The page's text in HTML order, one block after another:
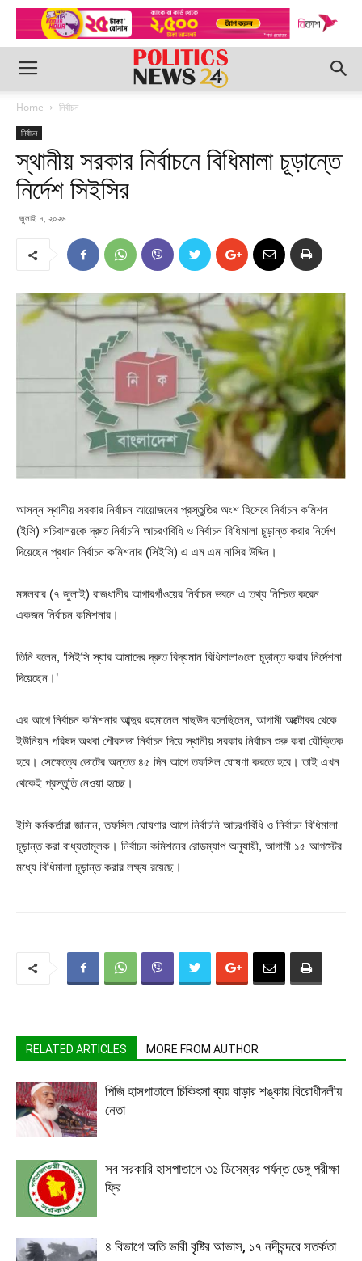
Home নির্বাচন
নির্বাচন
স্থানীয় সরকার নির্বাচনে বিধিমালা চূড়ান্তে
নির্দেশ সিইসির
জুলাই ৭, ২০২৬
আসন্ন স্থানীয় সরকার নির্বাচন আয়োজনের প্রস্তুতির অংশ হিসেবে নির্বাচন কমিশন
(ইসি) সচিবালয়কে দ্রুত নির্বাচনি আচরণবিধি ও নির্বাচন বিধিমালা চূড়ান্ত করার নির্দেশ
দিয়েছেন প্রধান নির্বাচন কমিশনার (সিইসি) এ এম এম নাসির উদ্দিন।
মঙ্গলবার (৭ জুলাই) রাজধানীর আগারগাঁওয়ের নির্বাচন ভবনে এ তথ্য নিশ্চিত করেন
একজন নির্বাচন কমিশনার।
তিনি বলেন, ‘সিইসি স্যার আমাদের দ্রুত বিদ্যমান বিধিমালাগুলো চূড়ান্ত করার নির্দেশনা
দিয়েছেন।’
এর আগে নির্বাচন কমিশনার আব্দুর রহমানেল মাছউদ বলেছিলেন, আগামী অক্টোবর থেকে
ইউনিয়ন পরিষদ অথবা পৌরসভা নির্বাচন দিয়ে স্থানীয় সরকার নির্বাচন শুরু করা যৌক্তিক
হবে। সেক্ষেত্রে ভোটের অন্তত ৪৫ দিন আগে তফসিল ঘোষণা করতে হবে। তাই এখন
থেকেই প্রস্তুতি নেওয়া হচ্ছে।
ইসি কর্মকর্তারা জানান, তফসিল ঘোষণার আগে নির্বাচনি আচরণবিধি ও নির্বাচন বিধিমালা
চূড়ান্ত করা বাধ্যতামূলক। নির্বাচন কমিশনের রোডম্যাপ অনুযায়ী, আগামী ১৫ আগস্টের
মধ্যে বিধিমালা চূড়ান্ত করার লক্ষ্য রয়েছে।
RELATED ARTICLES MORE FROM AUTHOR
পিজি হাসপাতালে চিকিৎসা ব্যয় বাড়ার শঙ্কায় বিরোধীদলীয়
নেতা
সব সরকারি হাসপাতালে ৩১ ডিসেম্বর পর্যন্ত ডেঙ্গু পরীক্ষা
ফ্রি
৪ বিভাগে অতি ভারী বৃষ্টির আভাস, ১৭ নদীবন্দরে সতর্কতা